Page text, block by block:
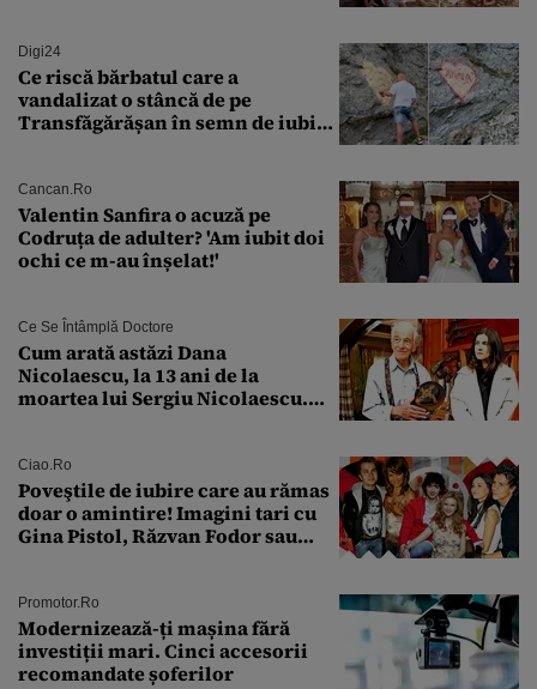
Digi24
Ce riscă bărbatul care a
vandalizat o stâncă de pe
Transfăgărășan în semn de iubire
Cancan.ro
Valentin Sanfira o acuză pe
Codruța de adulter? 'Am iubit doi
ochi ce m-au înșelat!'
Ce Se Întâmplă Doctore
Cum arată astăzi Dana
Nicolaescu, la 13 ani de la
moartea lui Sergiu Nicolaescu.
Ciao.ro
Poveştile de iubire care au rămas
doar o amintire! Imagini tari cu
Gina Pistol, Răzvan Fodor sau
Promotor.ro
Modernizează-ți mașina fără
investiții mari. Cinci accesorii
recomandate șoferilor